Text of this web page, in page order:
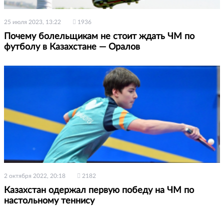
25 июля 2023, 13:22 1936
Почему болельщикам не стоит ждать ЧМ по
футболу в Казахстане — Оралов
2 октября 2022, 20:18 2182
Казахстан одержал первую победу на ЧМ по
настольному теннису